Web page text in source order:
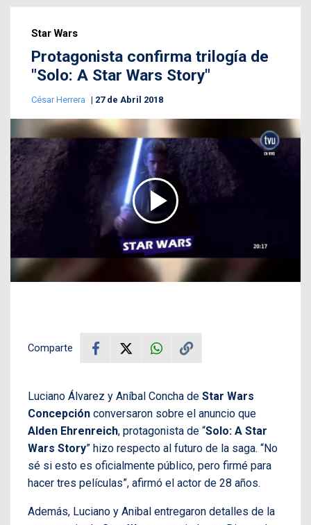
Star Wars
Protagonista confirma trilogía de
"Solo: A Star Wars Story"
César Herrera 27 de Abril 2018
Comparte
Luciano Álvarez y Aníbal Concha de Star Wars
Concepción conversaron sobre el anuncio que
Alden Ehrenreich, protagonista de “Solo: A Star
Wars Story” hizo respecto al futuro de la saga. “No
sé si esto es oficialmente público, pero firmé para
hacer tres películas”, afirmó el actor de 28 años.
Además, Luciano y Anibal entregaron detalles de la